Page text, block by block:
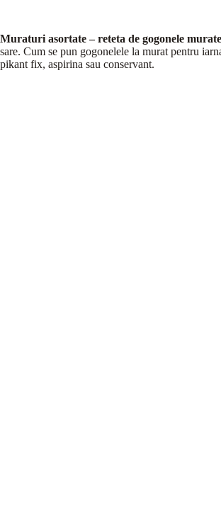
Muraturi asortate – reteta de gogonele
sare. Cum se pun gogonelele la murat pentru
pikant fix, aspirina sau conservant.